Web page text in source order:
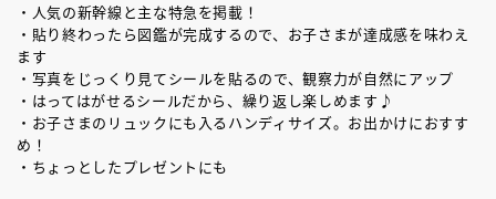
・人気の新幹線と主な特急を掲載！
・貼り終わったら図鑑が完成するので、お子さまが達成感を味わえ
ます
・写真をじっくり見てシールを貼るので、観察力が自然にアップ
・はってはがせるシールだから、繰り返し楽しめます♪
・お子さまのリュックにも入るハンディサイズ。お出かけにおすす
め！
・ちょっとしたプレゼントにも